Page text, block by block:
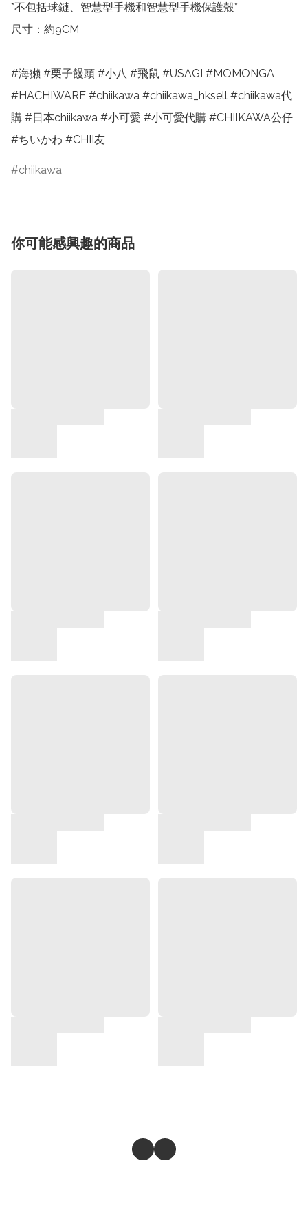
*不包括球鏈、智慧型手機和智慧型手機保護殼*
尺寸：約9CM
#海獺 #栗子饅頭 #小八 #飛鼠 #USAGI #MOMONGA
#HACHIWARE #chiikawa #chiikawa_hksell #chiikawa代
購 #日本chiikawa #小可愛 #小可愛代購 #CHIIKAWA公仔
#ちいかわ #CHII友
chiikawa
你可能感興趣的商品